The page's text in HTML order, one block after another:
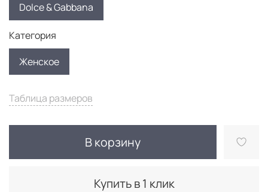
Таблица размеров
В корзину
Купить в 1 клик
Dolce & Gabbana
Категория
Женское